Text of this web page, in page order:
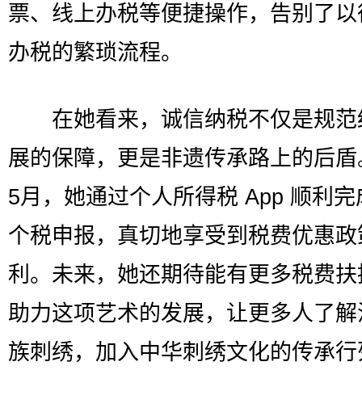
票、线上办税等便捷操作，告别了
办税的繁琐流程。
在她看来，诚信纳税不仅是规范
展的保障，更是非遗传承路上的后
5月，她通过个人所得税 App 顺利完
个税申报，真切地享受到税费优惠
利。未来，她还期待能有更多税费
助力这项艺术的发展，让更多人了
族刺绣，加入中华刺绣文化的传承